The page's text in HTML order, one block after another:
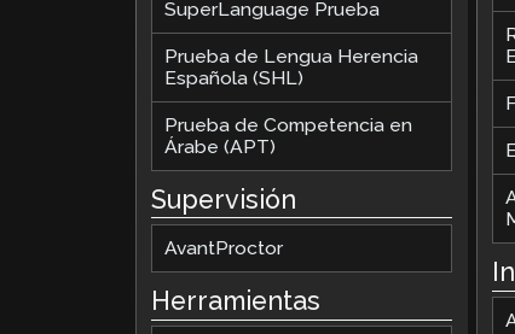
SuperLanguage Prueba
Prueba de Lengua Herencia
Española (SHL)
Prueba de Competencia en
Árabe (APT)
Supervisión
AvantProctor
Herramientas